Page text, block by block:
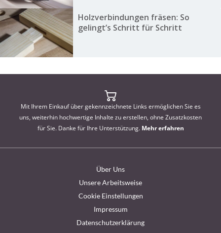
Holzverbindungen fräsen: So
gelingt’s Schritt für Schritt
Mit Ihrem Einkauf über gekennzeichnete Links ermöglichen Sie es
uns, weiterhin hochwertige Inhalte zu erstellen, ohne Zusatzkosten
für Sie. Danke für Ihre Unterstützung. Mehr erfahren
Über Uns
Unsere Arbeitsweise
Cookie Einstellungen
Impressum
Datenschutzerklärung